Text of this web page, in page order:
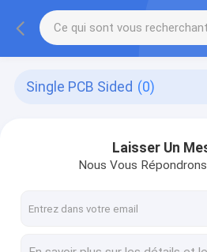
Single PCB Sided (0)
Laisser Un
Nous Vous